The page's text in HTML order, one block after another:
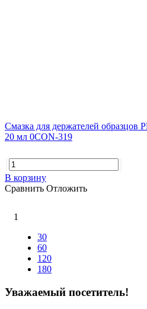
Смазка для держателей образцов
20 мл 0CON-319
В корзину
Сравнить Отложить
1
30
60
120
180
Уважаемый посетитель!